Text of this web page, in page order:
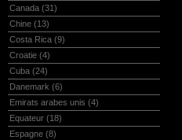
Canada (31)
Chine (13)
Costa Rica (9)
Croatie (4)
Cuba (24)
Danemark (6)
Emirats arabes unis (4)
Equateur (18)
Espagne (8)